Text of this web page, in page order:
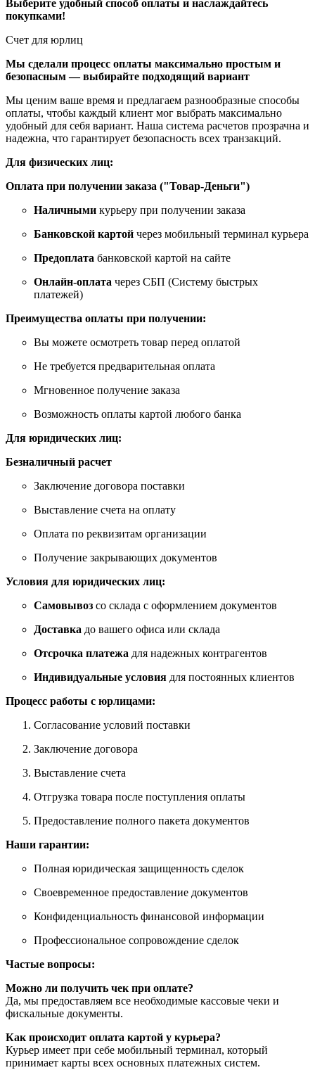
Выберите удобный способ оплаты и наслаждайтесь
покупками!
Счет для юрлиц
Мы сделали процесс оплаты максимально простым и
безопасным — выбирайте подходящий вариант
Мы ценим ваше время и предлагаем разнообразные способы
оплаты, чтобы каждый клиент мог выбрать максимально
удобный для себя вариант. Наша система расчетов прозрачна и
надежна, что гарантирует безопасность всех транзакций.
Для физических лиц:
Оплата при получении заказа ("Товар-Деньги")
Наличными курьеру при получении заказа
Банковской картой через мобильный терминал курьера
Предоплата банковской картой на сайте
Онлайн-оплата через СБП (Систему быстрых
платежей)
Преимущества оплаты при получении:
Вы можете осмотреть товар перед оплатой
Не требуется предварительная оплата
Мгновенное получение заказа
Возможность оплаты картой любого банка
Для юридических лиц:
Безналичный расчет
Заключение договора поставки
Выставление счета на оплату
Оплата по реквизитам организации
Получение закрывающих документов
Условия для юридических лиц:
Самовывоз со склада с оформлением документов
Доставка до вашего офиса или склада
Отсрочка платежа для надежных контрагентов
Индивидуальные условия для постоянных клиентов
Процесс работы с юрлицами:
Согласование условий поставки
Заключение договора
Выставление счета
Отгрузка товара после поступления оплаты
Предоставление полного пакета документов
Наши гарантии:
Полная юридическая защищенность сделок
Своевременное предоставление документов
Конфиденциальность финансовой информации
Профессиональное сопровождение сделок
Частые вопросы:
Можно ли получить чек при оплате?
Да, мы предоставляем все необходимые кассовые чеки и
фискальные документы.
Как происходит оплата картой у курьера?
Курьер имеет при себе мобильный терминал, который
принимает карты всех основных платежных систем.